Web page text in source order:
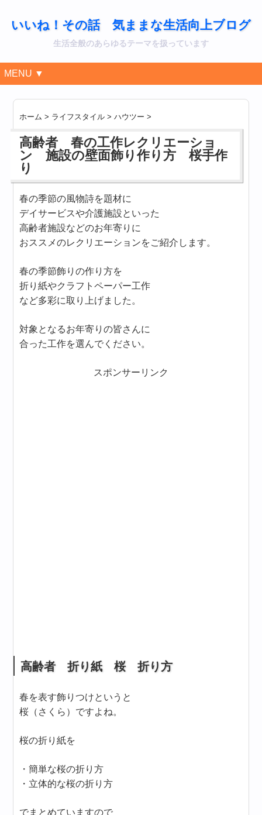
いいね！その話 気ままな生活向上ブログ
生活全般のあらゆるテーマを扱っています
MENU ▼
ホーム > ライフスタイル >ハウツー >
高齢者 春の工作レクリエーショ
ン 施設の壁面飾り作り方 桜手作
り
春の季節の風物詩を題材に
デイサービスや介護施設といった
高齢者施設などのお年寄りに
おススメのレクリエーションをご紹介します。
春の季節飾りの作り方を
折り紙やクラフトペーパー工作
など多彩に取り上げました。
対象となるお年寄りの皆さんに
合った工作を選んでください。
スポンサーリンク
高齢者 折り紙 桜 折り方
春を表す飾りつけというと
桜（さくら）ですよね。
桜の折り紙を
・簡単な桜の折り方
・立体的な桜の折り方
でまとめていますので